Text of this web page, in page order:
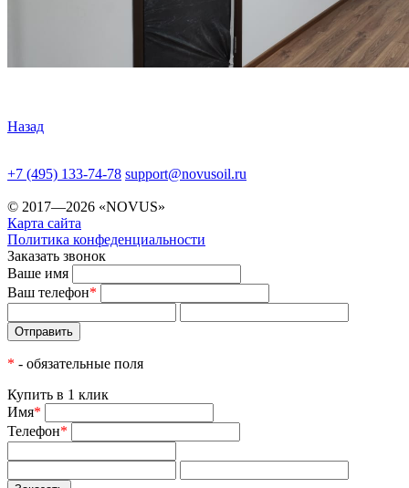
Назад
+7 (495) 133-74-78 support@novusoil.ru
© 2017—2026 «NOVUS»
Карта сайта
Политика конфеденциальности
Заказать звонок
Ваше имя
Ваш телефон*
* - обязательные поля
Купить в 1 клик
Имя*
Телефон*